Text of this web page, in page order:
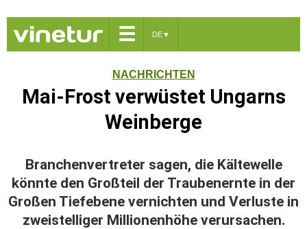
☰ DE▼
NACHRICHTEN
Mai-Frost verwüstet Ungarns
Weinberge
Branchenvertreter sagen, die Kältewelle
könnte den Großteil der Traubenernte in der
Großen Tiefebene vernichten und Verluste in
zweistelliger Millionenhöhe verursachen.